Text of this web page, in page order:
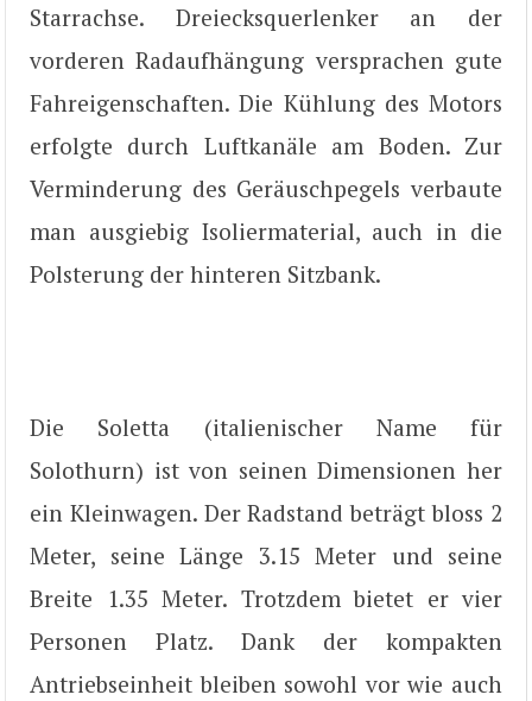
Starrachse. Dreiecksquerlenker an der
vorderen Radaufhängung versprachen gute
Fahreigenschaften. Die Kühlung des Motors
erfolgte durch Luftkanäle am Boden. Zur
Verminderung des Geräuschpegels verbaute
man ausgiebig Isoliermaterial, auch in die
Polsterung der hinteren Sitzbank.
Die Soletta (italienischer Name für
Solothurn) ist von seinen Dimensionen her
ein Kleinwagen. Der Radstand beträgt bloss 2
Meter, seine Länge 3.15 Meter und seine
Breite 1.35 Meter. Trotzdem bietet er vier
Personen Platz. Dank der kompakten
Antriebseinheit bleiben sowohl vor wie auch